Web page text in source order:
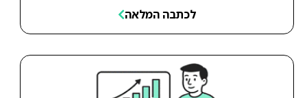
לכתבה המלאה